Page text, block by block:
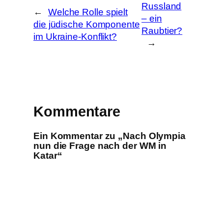
←
Welche Rolle spielt
die jüdische Komponente
im Ukraine-Konflikt?
Russland
– ein
Raubtier?
→
Kommentare
Ein Kommentar zu „Nach Olympia
nun die Frage nach der WM in
Katar“